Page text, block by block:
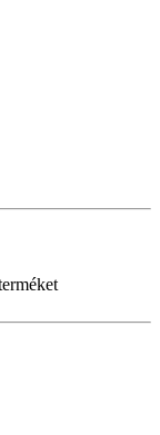
a
kifejezett